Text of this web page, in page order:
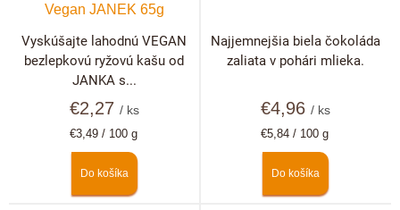
Vegan JANEK 65g
€2,27 / ks
Jednotková
€3,49 / 100 g
Do košíka
Vyskúšajte lahodnú VEGAN
bezlepkovú ryžovú kašu od
JANKA s...
€4,96/ ks
Jednotková
€5,84 / 100 g
Do košíka
Najjemnejšia biela čokoláda
zaliata v pohári mlieka.